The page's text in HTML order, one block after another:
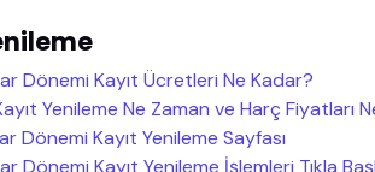
Dönemi Kayıt Ücretleri Ne Kadar?
Yenileme Ne Zaman ve Harç Fiyatları
Dönemi Kayıt Yenileme Sayfası